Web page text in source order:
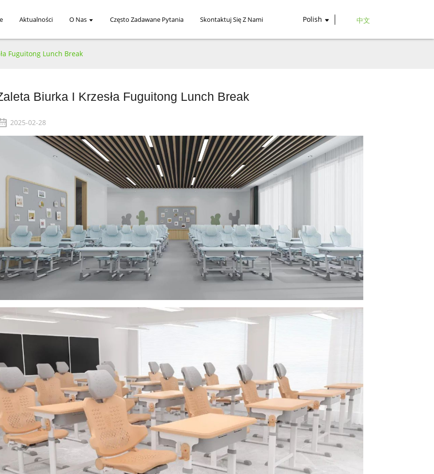
Aktualności O Nas Często Zadawane Pytania Skontaktuj Się Z Nami Polish 中文
Fuguitong Lunch Break
Biurka I Krzesła Fuguitong Lunch Break
2025-02-28